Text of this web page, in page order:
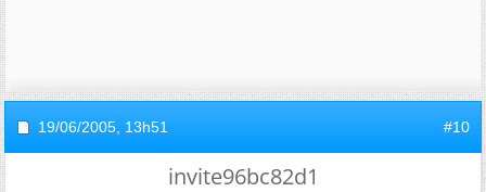
19/06/2005, 13h51 #10
invite96bc82d1